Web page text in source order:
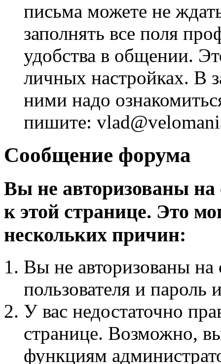
письма можете не
заполнять все поля
удобства в общении.
личных настройках. В
ними надо
пишите:
Сообщение форума
Вы не авторизованы на
к этой странице. Это
нескольких причин:
Вы не авторизованы на
пользователя и пароль
У вас недостаточно
странице. Возможно,
функциям